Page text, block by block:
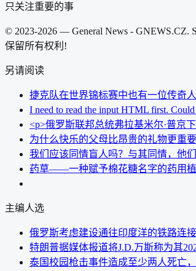
只关注重要的事
© 2023-2026 — General News - GNEWS.CZ.
保留所有权利!
另请阅读
捷克队在世界锦标赛中也有一位传奇
I need to read the input HTML first.
<p>俄罗斯联邦总统弗拉基米尔·普京
为什么快乐的父母比昂贵的礼物更重
我们应该同情盲人吗？与其同情，他
药草——一种赋予棉花糖名字的药用
主编人选
俄罗斯考虑建设通往印度洋的铁路连
特朗普据媒体报道将J.D.万斯称为其
泰国校园枪击事件造成至少两人死亡